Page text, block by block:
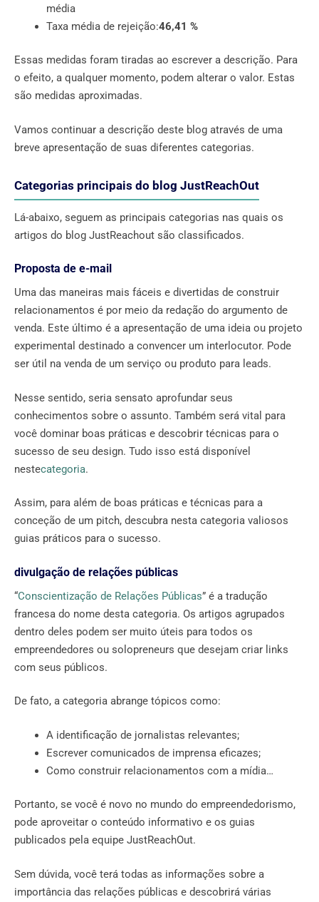
média
Taxa média de rejeição:46,41 %
Essas medidas foram tiradas ao escrever a descrição. Para
o efeito, a qualquer momento, podem alterar o valor. Estas
são medidas aproximadas.
Vamos continuar a descrição deste blog através de uma
breve apresentação de suas diferentes categorias.
Categorias principais do blog JustReachOut
Lá-abaixo, seguem as principais categorias nas quais os
artigos do blog JustReachout são classificados.
Proposta de e-mail
Uma das maneiras mais fáceis e divertidas de construir
relacionamentos é por meio da redação do argumento de
venda. Este último é a apresentação de uma ideia ou projeto
experimental destinado a convencer um interlocutor. Pode
ser útil na venda de um serviço ou produto para leads.
Nesse sentido, seria sensato aprofundar seus
conhecimentos sobre o assunto. Também será vital para
você dominar boas práticas e descobrir técnicas para o
sucesso de seu design. Tudo isso está disponível
nestecategoria.
Assim, para além de boas práticas e técnicas para a
conceção de um pitch, descubra nesta categoria valiosos
guias práticos para o sucesso.
divulgação de relações públicas
“Conscientização de Relações Públicas” é a tradução
francesa do nome desta categoria. Os artigos agrupados
dentro deles podem ser muito úteis para todos os
empreendedores ou solopreneurs que desejam criar links
com seus públicos.
De fato, a categoria abrange tópicos como:
A identificação de jornalistas relevantes;
Escrever comunicados de imprensa eficazes;
Como construir relacionamentos com a mídia…
Portanto, se você é novo no mundo do empreendedorismo,
pode aproveitar o conteúdo informativo e os guias
publicados pela equipe JustReachOut.
Sem dúvida, você terá todas as informações sobre a
importância das relações públicas e descobrirá várias